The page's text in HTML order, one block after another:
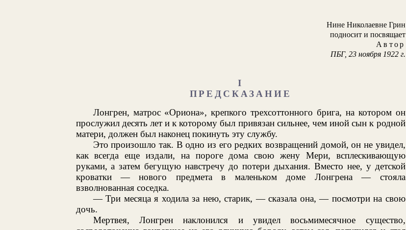
Нине Николаевне Грин
подносит и посвящает
Автор
ПБГ, 23 ноября 1922 г.
I
ПРЕДСКАЗАНИЕ
Лонгрен, матрос «Ориона», крепкого трехсоттонного брига, на котором он
прослужил десять лет и к которому был привязан сильнее, чем иной сын к родной
матери, должен был наконец покинуть эту службу.
Это произошло так. В одно из его редких возвращений домой, он не увидел,
как всегда еще издали, на пороге дома свою жену Мери, всплескивающую
руками, а затем бегущую навстречу до потери дыхания. Вместо нее, у детской
кроватки — нового предмета в маленьком доме Лонгрена — стояла
взволнованная соседка.
— Три месяца я ходила за нею, старик, — сказала она, — посмотри на свою
дочь.
Мертвея, Лонгрен наклонился и увидел восьмимесячное существо,